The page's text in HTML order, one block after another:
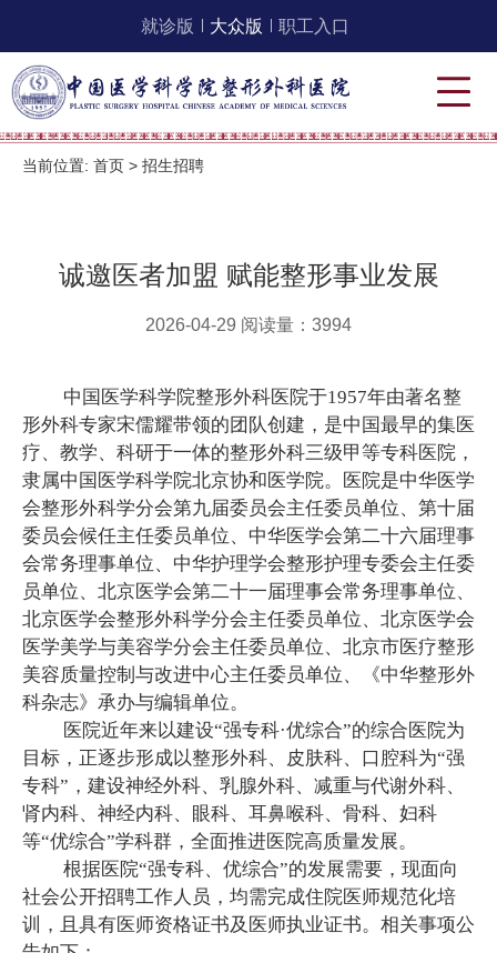
就诊版 大众版 职工入口
当前位置: 首页 > 招生招聘
诚邀医者加盟 赋能整形事业发展
2026-04-29 阅读量：3994
中国医学科学院整形外科医院于1957年由著名整
形外科专家宋儒耀带领的团队创建，是中国最早的集医
疗、教学、科研于一体的整形外科三级甲等专科医院，
隶属中国医学科学院北京协和医学院。医院是中华医学
会整形外科学分会第九届委员会主任委员单位、第十届
委员会候任主任委员单位、中华医学会第二十六届理事
会常务理事单位、中华护理学会整形护理专委会主任委
员单位、北京医学会第二十一届理事会常务理事单位、
北京医学会整形外科学分会主任委员单位、北京医学会
医学美学与美容学分会主任委员单位、北京市医疗整形
美容质量控制与改进中心主任委员单位、《中华整形外
科杂志》承办与编辑单位。
医院近年来以建设“强专科·优综合”的综合医院为
目标，正逐步形成以整形外科、皮肤科、口腔科为“强
专科”，建设神经外科、乳腺外科、减重与代谢外科、
肾内科、神经内科、眼科、耳鼻喉科、骨科、妇科
等“优综合”学科群，全面推进医院高质量发展。
根据医院“强专科、优综合”的发展需要，现面向
社会公开招聘工作人员，均需完成住院医师规范化培
训，且具有医师资格证书及医师执业证书。相关事项公